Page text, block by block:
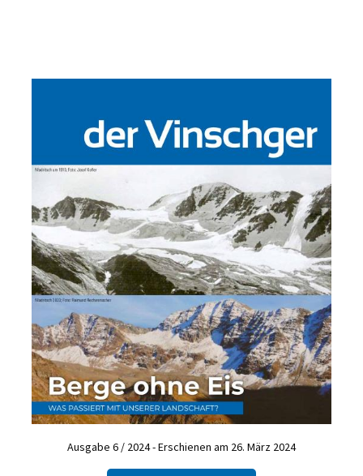
Ausgabe 6 / 2024 - Erschienen am 26. März 2024